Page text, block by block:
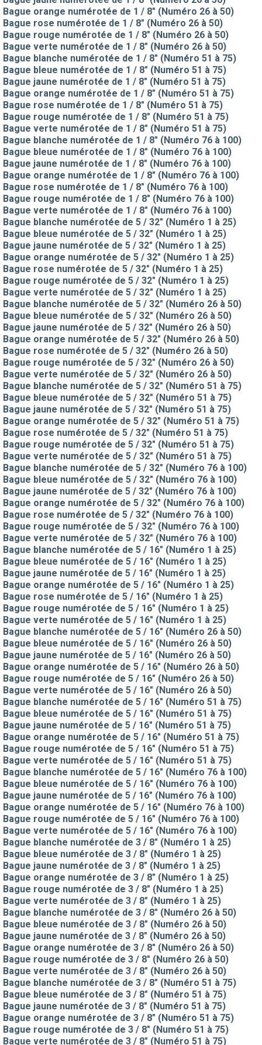
Bague orange numérotée de 1 / 8" (Numéro 26 à 50)
Bague rose numérotée de 1 / 8" (Numéro 26 à 50)
Bague rouge numérotée de 1 / 8" (Numéro 26 à 50)
Bague verte numérotée de 1 / 8" (Numéro 26 à 50)
Bague blanche numérotée de 1 / 8" (Numéro 51 à 75)
Bague bleue numérotée de 1 / 8" (Numéro 51 à 75)
Bague jaune numérotée de 1 / 8" (Numéro 51 à 75)
Bague orange numérotée de 1 / 8" (Numéro 51 à 75)
Bague rose numérotée de 1 / 8" (Numéro 51 à 75)
Bague rouge numérotée de 1 / 8" (Numéro 51 à 75)
Bague verte numérotée de 1 / 8" (Numéro 51 à 75)
Bague blanche numérotée de 1 / 8" (Numéro 76 à 100)
Bague bleue numérotée de 1 / 8" (Numéro 76 à 100)
Bague jaune numérotée de 1 / 8" (Numéro 76 à 100)
Bague orange numérotée de 1 / 8" (Numéro 76 à 100)
Bague rose numérotée de 1 / 8" (Numéro 76 à 100)
Bague rouge numérotée de 1 / 8" (Numéro 76 à 100)
Bague verte numérotée de 1 / 8" (Numéro 76 à 100)
Bague blanche numérotée de 5 / 32" (Numéro 1 à 25)
Bague bleue numérotée de 5 / 32" (Numéro 1 à 25)
Bague jaune numérotée de 5 / 32" (Numéro 1 à 25)
Bague orange numérotée de 5 / 32" (Numéro 1 à 25)
Bague rose numérotée de 5 / 32" (Numéro 1 à 25)
Bague rouge numérotée de 5 / 32" (Numéro 1 à 25)
Bague verte numérotée de 5 / 32" (Numéro 1 à 25)
Bague blanche numérotée de 5 / 32" (Numéro 26 à 50)
Bague bleue numérotée de 5 / 32" (Numéro 26 à 50)
Bague jaune numérotée de 5 / 32" (Numéro 26 à 50)
Bague orange numérotée de 5 / 32" (Numéro 26 à 50)
Bague rose numérotée de 5 / 32" (Numéro 26 à 50)
Bague rouge numérotée de 5 / 32" (Numéro 26 à 50)
Bague verte numérotée de 5 / 32" (Numéro 26 à 50)
Bague blanche numérotée de 5 / 32" (Numéro 51 à 75)
Bague bleue numérotée de 5 / 32" (Numéro 51 à 75)
Bague jaune numérotée de 5 / 32" (Numéro 51 à 75)
Bague orange numérotée de 5 / 32" (Numéro 51 à 75)
Bague rose numérotée de 5 / 32" (Numéro 51 à 75)
Bague rouge numérotée de 5 / 32" (Numéro 51 à 75)
Bague verte numérotée de 5 / 32" (Numéro 51 à 75)
Bague blanche numérotée de 5 / 32" (Numéro 76 à 100)
Bague bleue numérotée de 5 / 32" (Numéro 76 à 100)
Bague jaune numérotée de 5 / 32" (Numéro 76 à 100)
Bague orange numérotée de 5 / 32" (Numéro 76 à 100)
Bague rose numérotée de 5 / 32" (Numéro 76 à 100)
Bague rouge numérotée de 5 / 32" (Numéro 76 à 100)
Bague verte numérotée de 5 / 32" (Numéro 76 à 100)
Bague blanche numérotée de 5 / 16" (Numéro 1 à 25)
Bague bleue numérotée de 5 / 16" (Numéro 1 à 25)
Bague jaune numérotée de 5 / 16" (Numéro 1 à 25)
Bague orange numérotée de 5 / 16" (Numéro 1 à 25)
Bague rose numérotée de 5 / 16" (Numéro 1 à 25)
Bague rouge numérotée de 5 / 16" (Numéro 1 à 25)
Bague verte numérotée de 5 / 16" (Numéro 1 à 25)
Bague blanche numérotée de 5 / 16" (Numéro 26 à 50)
Bague bleue numérotée de 5 / 16" (Numéro 26 à 50)
Bague jaune numérotée de 5 / 16" (Numéro 26 à 50)
Bague orange numérotée de 5 / 16" (Numéro 26 à 50)
Bague rouge numérotée de 5 / 16" (Numéro 26 à 50)
Bague verte numérotée de 5 / 16" (Numéro 26 à 50)
Bague blanche numérotée de 5 / 16" (Numéro 51 à 75)
Bague bleue numérotée de 5 / 16" (Numéro 51 à 75)
Bague jaune numérotée de 5 / 16" (Numéro 51 à 75)
Bague orange numérotée de 5 / 16" (Numéro 51 à 75)
Bague rouge numérotée de 5 / 16" (Numéro 51 à 75)
Bague verte numérotée de 5 / 16" (Numéro 51 à 75)
Bague blanche numérotée de 5 / 16" (Numéro 76 à 100)
Bague bleue numérotée de 5 / 16" (Numéro 76 à 100)
Bague jaune numérotée de 5 / 16" (Numéro 76 à 100)
Bague orange numérotée de 5 / 16" (Numéro 76 à 100)
Bague rouge numérotée de 5 / 16" (Numéro 76 à 100)
Bague verte numérotée de 5 / 16" (Numéro 76 à 100)
Bague blanche numérotée de 3 / 8" (Numéro 1 à 25)
Bague bleue numérotée de 3 / 8" (Numéro 1 à 25)
Bague jaune numérotée de 3 / 8" (Numéro 1 à 25)
Bague orange numérotée de 3 / 8" (Numéro 1 à 25)
Bague rouge numérotée de 3 / 8" (Numéro 1 à 25)
Bague verte numérotée de 3 / 8" (Numéro 1 à 25)
Bague blanche numérotée de 3 / 8" (Numéro 26 à 50)
Bague bleue numérotée de 3 / 8" (Numéro 26 à 50)
Bague jaune numérotée de 3 / 8" (Numéro 26 à 50)
Bague orange numérotée de 3 / 8" (Numéro 26 à 50)
Bague rouge numérotée de 3 / 8" (Numéro 26 à 50)
Bague verte numérotée de 3 / 8" (Numéro 26 à 50)
Bague blanche numérotée de 3 / 8" (Numéro 51 à 75)
Bague bleue numérotée de 3 / 8" (Numéro 51 à 75)
Bague jaune numérotée de 3 / 8" (Numéro 51 à 75)
Bague orange numérotée de 3 / 8" (Numéro 51 à 75)
Bague rouge numérotée de 3 / 8" (Numéro 51 à 75)
Bague verte numérotée de 3 / 8" (Numéro 51 à 75)